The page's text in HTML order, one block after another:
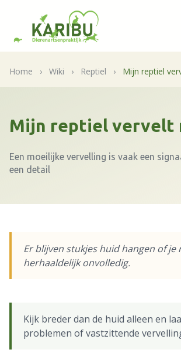
Home › Wiki › Reptiel › Mijn reptiel
Mijn reptiel vervelt
Een moeilijke vervelling is vaak een
een detail
Er blijven stukjes huid hangen of je
herhaaldelijk onvolledig.
Kijk breder dan de huid alleen en
problemen of vastzittende